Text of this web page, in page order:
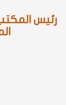
رئيس